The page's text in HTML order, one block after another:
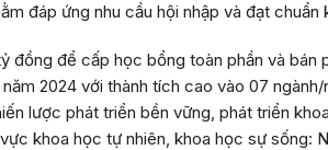
đáp ứng nhu cầu hội nhập và đạt chuẩn
để cấp học bổng toàn phần và bán
2024 với thành tích cao vào 07
lược phát triển bền vững, phát triển
khoa học tự nhiên, khoa học sự sống: